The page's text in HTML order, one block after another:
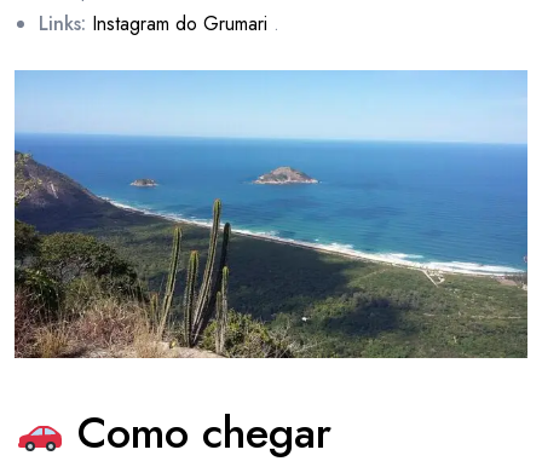
Links: Instagram do Grumari .
Como chegar